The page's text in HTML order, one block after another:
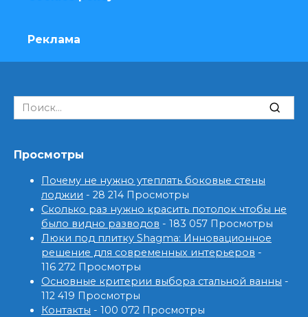
Реклама
Search
for:
Просмотры
Почему не нужно утеплять боковые стены
лоджии - 28 214 Просмотры
Сколько раз нужно красить потолок чтобы не
было видно разводов - 183 057 Просмотры
Люки под плитку Shagma: Инновационное
решение для современных интерьеров -
116 272 Просмотры
Основные критерии выбора стальной ванны -
112 419 Просмотры
Контакты - 100 072 Просмотры